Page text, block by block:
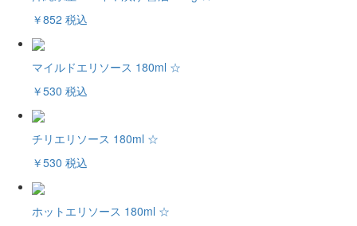
￥852 税込
マイルドエリソース 180ml ☆
￥530 税込
チリエリソース 180ml ☆
￥530 税込
ホットエリソース 180ml ☆